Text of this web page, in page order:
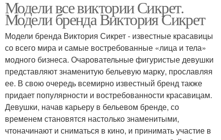
Модели все виктории Сикрет.
Модели бренда Виктория Сикрет
Модели бренда Виктория Сикрет - известные красавицы
со всего мира и самые востребованные «лица и тела»
модного бизнеса. Очаровательные фигуристые девушки
представляют знаменитую бельевую марку, прославляя
ее. В свою очередь всемирно известный бренд также
придает популярности и востребованности красавицам.
Девушки, начав карьеру в бельевом бренде, со
временем становятся настолько знаменитыми,
чтоначинают и сниматься в кино, и принимать участие в